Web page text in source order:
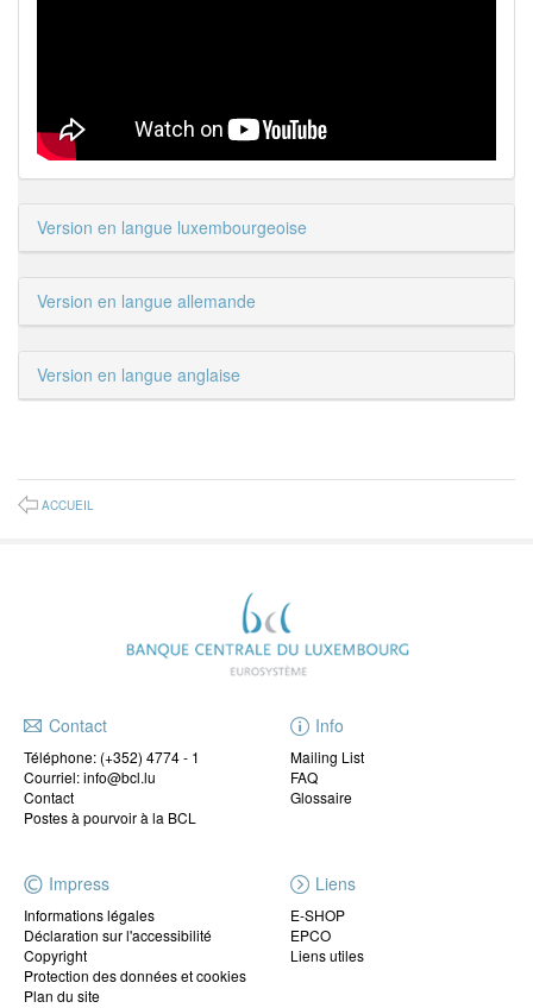
Version en langue luxembourgeoise
Version en langue allemande
Version en langue anglaise
ACCUEIL
Contact
Téléphone: (+352) 4774 - 1
Courriel: info@bcl.lu
Contact
Postes à pourvoir à la BCL
Info
Mailing List
FAQ
Glossaire
Impress
Informations légales
Déclaration sur l'accessibilité
Copyright
Protection des données et cookies
Plan du site
Liens
E-SHOP
EPCO
Liens utiles